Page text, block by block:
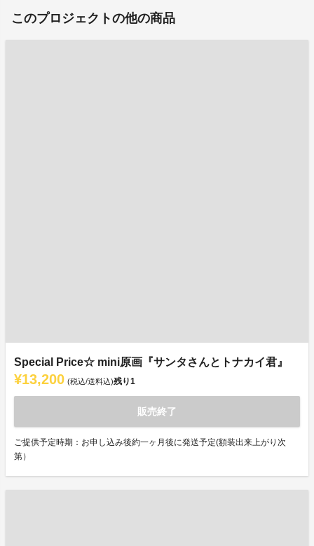
このプロジェクトの他の商品
Special Price☆ mini原画『サンタさんとトナカイ君』
¥13,200 (税込/送料込)残り1
販売終了
ご提供予定時期：お申し込み後約一ヶ月後に発送予定(額装出来上がり次
第）